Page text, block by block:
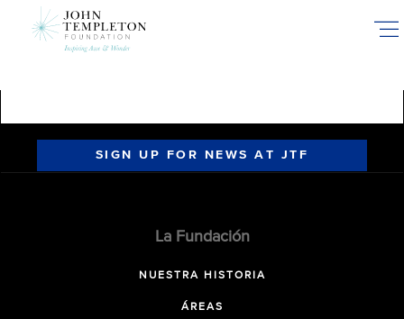
SIGN UP FOR NEWS AT JTF
La Fundación
NUESTRA HISTORIA
ÁREAS